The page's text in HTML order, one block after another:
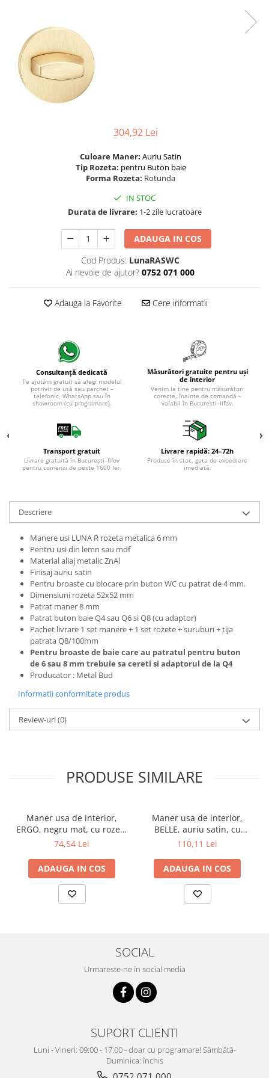
Woodstock 8mm
Woodstock PRO 8mm
Woodstock XL 10mm
Woodstock XL 8mm
ADO Floor - SPC
Advanced 8 mm
Evolution 12 mm
Exquisit 8 mm
Herringbone 8 mm
Robusto 12 mm
304,92 Lei
Culoare Maner: Auriu Satin
Tip Rozeta: pentru Buton baie
Forma Rozeta: Rotunda
IN STOC
Durata de livrare: 1-2 zile lucratoare
ADAUGA IN COS
Cod Produs: LunaRASWC
Ai nevoie de ajutor? 0752 071 000
Adauga la Favorite Cere informatii
Consultanță dedicată
Te ajutăm gratuit să alegi modelul
potrivit de ușă sau parchet –
telefonic, WhatsApp sau în
showroom (cu programare).
Măsurători gratuite pentru uși
de interior
Venim la tine pentru măsurători
corecte, înainte de comandă –
valabil în București–Ilfov.
Transport gratuit
Livrare gratuită în București–Ilfov
pentru comenzi de peste 1600 lei.
Livrare rapidă: 24–72h
Produse în stoc, gata de expediere
imediată.
Descriere
Manere usi LUNA R rozeta metalica 6 mm
Pentru usi din lemn sau mdf
Material aliaj metalic ZnAl
Finisaj auriu satin
Pentru broastecu blocare prin buton WC cu patrat de 4 mm.
Dimensiuni rozeta 52x52 mm
Patrat maner 8 mm
Patrat buton baie Q4 sau Q6 si Q8 (cu adaptor)
Pachet livrare 1 set manere + 1 set rozete + suruburi + tija
patrata Q8/100mm
Pentru broaste de baie care au patratul pentru buton
de 6 sau 8 mm trebuie sa cereti si adaptorul de la Q4
Producator : Metal Bud
Informatii conformitate produs
Review-uri(0)
PRODUSE SIMILARE
Maner usa de interior,
ERGO, negru mat, cu rozeta
cheie
74,54 Lei
ADAUGA IN COS
Maner usa de interior,
BELLE, auriu satin, cu
rozeta cheie
110,11 Lei
ADAUGA IN COS
SOCIAL
Urmareste-ne in social media
SUPORT CLIENTI
Luni - Vineri: 09:00 - 17:00 - doar cu programare! Sâmbătă-
Duminica: închis